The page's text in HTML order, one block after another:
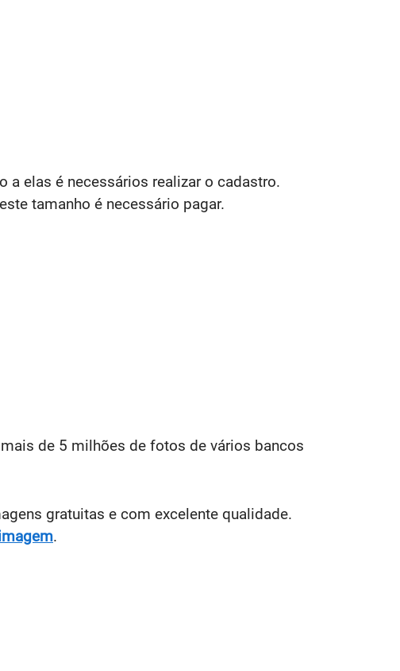
a elas é necessários realizar o cadastro.
tamanho é necessário pagar.
de 5 milhões de fotos de vários bancos
gratuitas e com excelente qualidade.
.